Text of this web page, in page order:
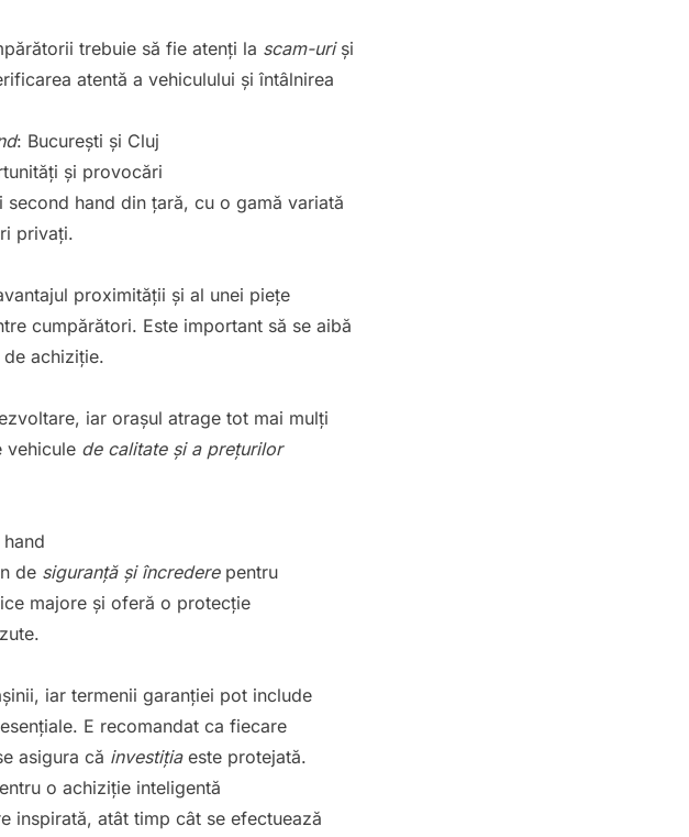
trebuie să fie atenți la scam-uriși
atentă a vehiculului și întâlnirea
: București și Cluj
și provocări
hand din țară, cu o gamă variată
privați.
proximității și al unei piețe
cumpărători. Este important să se aibă
achiziție.
iar orașul atrage tot mai mulți
vehicule de calitate și a prețurilor
de siguranță și încrederepentru
majore și oferă o protecție
iar termenii garanției pot include
E recomandat ca fiecare
asigura că investițiaeste protejată.
o achiziție inteligentă
inspirată, atât timp cât se efectuează